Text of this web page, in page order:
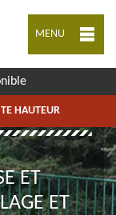
MENU
HAUTEUR
ET
ET